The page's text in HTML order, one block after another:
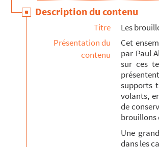
Les publications de Paul Albarel
Travaux d'érudition et sociétés savantes
La Grande Guerre et le front d'Orient
Description du contenu
Titre
Les
Présentation du
contenu
Cet
par Paul
sur ces
supports
volants,
de
Une
dans les